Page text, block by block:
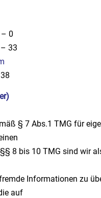
0
33
§ 7 Abs.1 TMG für
8 bis 10 TMG sind wir
Informationen zu
auf